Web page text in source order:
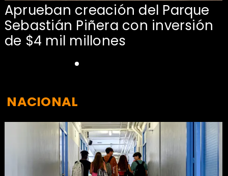
Aprueban creación del Parque
Sebastián Piñera con inversión
de $4 mil millones
NACIONAL